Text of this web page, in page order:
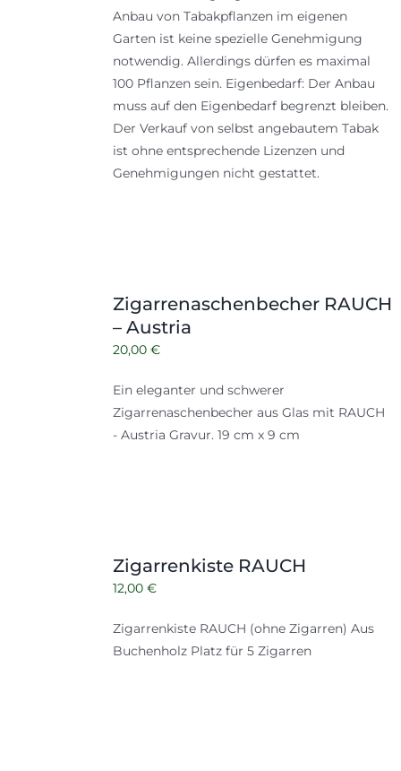
Anbau von Tabakpflanzen im eigenen
Garten ist keine spezielle Genehmigung
notwendig. Allerdings dürfen es maximal
100 Pflanzen sein. Eigenbedarf: Der Anbau
muss auf den Eigenbedarf begrenzt bleiben.
Der Verkauf von selbst angebautem Tabak
ist ohne entsprechende Lizenzen und
Genehmigungen nicht gestattet.
Zigarrenaschenbecher RAUCH
– Austria
20,00 €
Ein eleganter und schwerer
Zigarrenaschenbecher aus Glas mit RAUCH
- Austria Gravur. 19 cm x 9 cm
Zigarrenkiste RAUCH
12,00 €
Zigarrenkiste RAUCH (ohne Zigarren) Aus
Buchenholz Platz für 5 Zigarren